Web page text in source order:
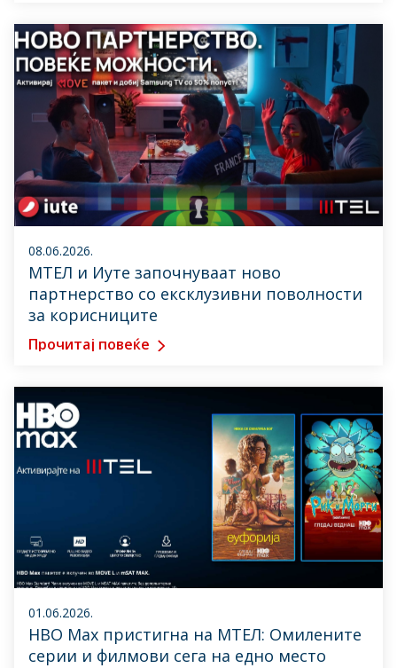
08.06.2026.
МТЕЛ и Иуте започнуваат ново
партнерство со ексклузивни поволности
за корисниците
Прочитај повеќе
01.06.2026.
HBO Max пристигна на МТЕЛ: Омилените
серии и филмови сега на едно место